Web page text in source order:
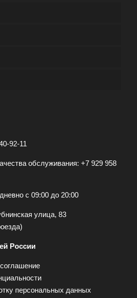
92-11
обслуживания: +7 929 958
с 09:00 до 20:00
улица, 83
)
России
персональных данных